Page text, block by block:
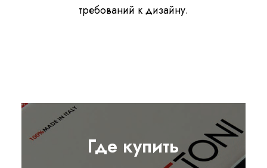
требований к дизайну.
Где купить